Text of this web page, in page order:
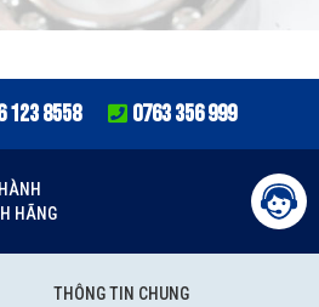
123 8558 0763 356 999
HÃNG
THÔNG TIN CHUNG